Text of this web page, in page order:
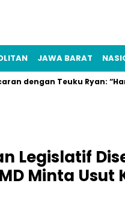
JAWA BARAT
dengan Teuku Ryan:
Legislatif
Minta Usut